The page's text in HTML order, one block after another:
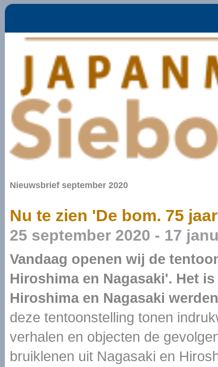
Nieuwsbrief september 2020
Nu te zien 'De bom. 75
25 september 2020 - 17
Vandaag openen wij de
Hiroshima en Nagasaki'. Het
Hiroshima en Nagasaki
deze tentoonstelling tonen
verhalen en objecten de
bruiklenen uit Nagasaki en